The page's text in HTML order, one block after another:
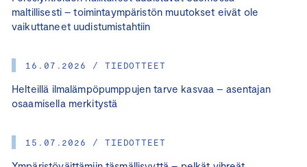
maltillisesti – toimintaympäristön muutokset eivät ole
vaikuttaneet uudistumistahtiin
16.07.2026 / TIEDOTTEET
Helteillä ilmalämpöpumppujen tarve kasvaa – asentajan
osaamisella merkitystä
15.07.2026 / TIEDOTTEET